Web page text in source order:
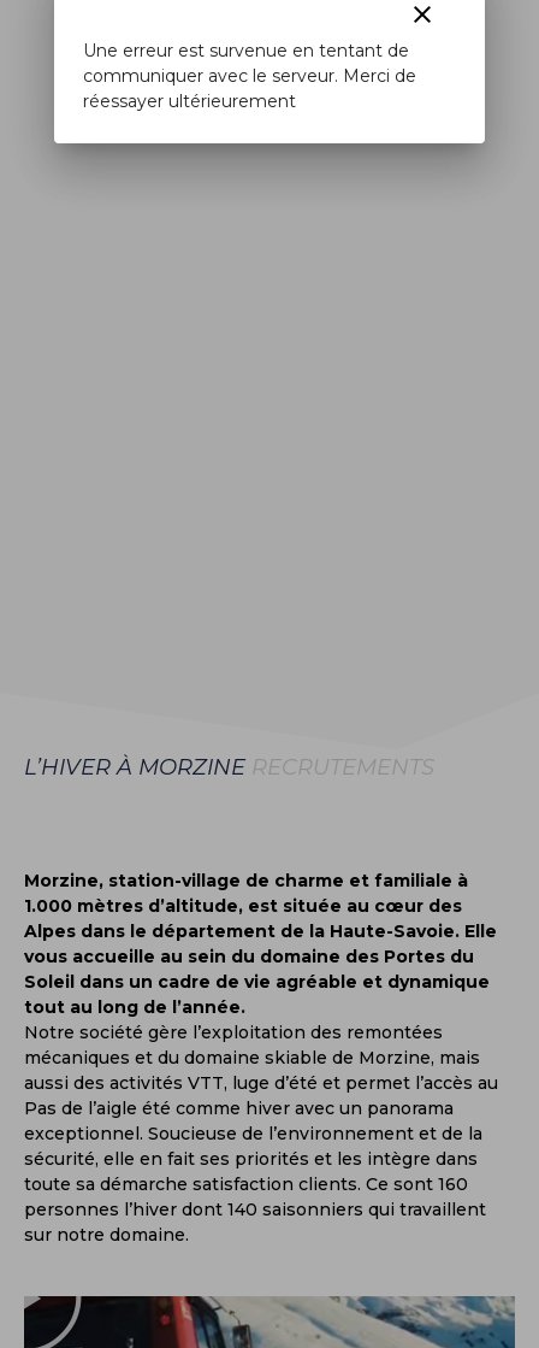
L’HIVER À MORZINE RECRUTEMENTS
Morzine, station-village de charme et familiale à
1.000 mètres d’altitude, est située au cœur des
Alpes dans le département de la Haute-Savoie. Elle
vous accueille au sein du domaine des Portes du
Soleil dans un cadre de vie agréable et dynamique
tout au long de l’année.
Notre société gère l’exploitation des remontées
mécaniques et du domaine skiable de Morzine, mais
aussi des activités VTT, luge d’été et permet l’accès au
Pas de l’aigle été comme hiver avec un panorama
exceptionnel. Soucieuse de l’environnement et de la
sécurité, elle en fait ses priorités et les intègre dans
toute sa démarche satisfaction clients. Ce sont 160
personnes l’hiver dont 140 saisonniers qui travaillent
sur notre domaine.
clear
Une erreur est survenue en tentant de
communiquer avec le serveur. Merci de
réessayer ultérieurement